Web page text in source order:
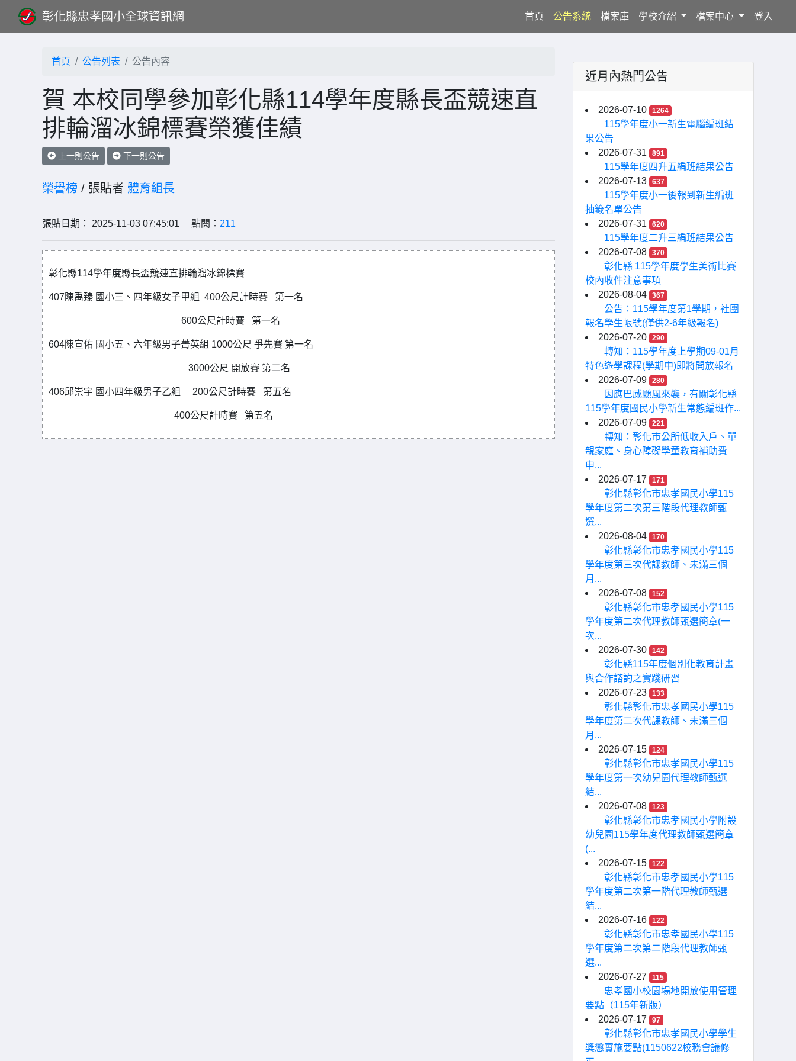
彰化縣忠孝國小全球資訊網 首頁(current)
公告系統 檔案庫 學校介紹 檔案中心 登入
首頁 公告列表 公告內容
賀 本校同學參加彰化縣114學年度縣長盃競速直
排輪溜冰錦標賽榮獲佳績
上一則公告 下一則公告
榮譽榜 / 張貼者 體育組長
張貼日期： 2025-11-03 07:45:01 點閱： 211
彰化縣114學年度縣長盃競速直排輪溜冰錦標賽
407陳禹臻 國小三、四年級女子甲組 400公尺計時賽 第一名
600公尺計時賽 第一名
604陳宣佑 國小五、六年級男子菁英組 1000公尺 爭先賽 第一名
3000公尺 開放賽 第二名
406邱崇宇 國小四年級男子乙組 200公尺計時賽 第五名
400公尺計時賽 第五名
近月內熱門公告
2026-07-10 1264
115學年度小一新生電腦編班結
果公告
2026-07-31
891
115學年度四升五編班結果公告
2026-07-13
637
115學年度小一後報到新生編班
抽籤名單公告
2026-07-31
620
115學年度二升三編班結果公告
2026-07-08
370
彰化縣 115學年度學生美術比賽
校內收件注意事項
2026-08-04
367
公告：115學年度第1學期，社團
報名學生帳號(僅供2-6年級報名)
2026-07-20
290
轉知：115學年度上學期09-01月
特色遊學課程(學期中)即將開放報名
2026-07-09
280
因應巴威颱風來襲，有關彰化縣
115學年度國民小學新生常態編班作...
2026-07-09
221
轉知：彰化市公所低收入戶、單
親家庭、身心障礙學童教育補助費
申...
2026-07-17
171
彰化縣彰化市忠孝國民小學115
學年度第二次第三階段代理教師甄
選...
2026-08-04
170
彰化縣彰化市忠孝國民小學115
學年度第三次代課教師、未滿三個
月...
2026-07-08
152
彰化縣彰化市忠孝國民小學115
學年度第二次代理教師甄選簡章(一
次...
2026-07-30
142
彰化縣115年度個別化教育計畫
與合作諮詢之實踐研習
2026-07-23
133
彰化縣彰化市忠孝國民小學115
學年度第二次代課教師、未滿三個
月...
2026-07-15
124
彰化縣彰化市忠孝國民小學115
學年度第一次幼兒園代理教師甄選
結...
2026-07-08
123
彰化縣彰化市忠孝國民小學附設
幼兒園115學年度代理教師甄選簡章
(...
2026-07-15
122
彰化縣彰化市忠孝國民小學115
學年度第二次第一階代理教師甄選
結...
2026-07-16
122
彰化縣彰化市忠孝國民小學115
學年度第二次第二階段代理教師甄
選...
2026-07-27
115
忠孝國小校園場地開放使用管理
要點（115年新版）
2026-07-17
97
彰化縣彰化市忠孝國民小學學生
獎懲實施要點(1150622校務會議修